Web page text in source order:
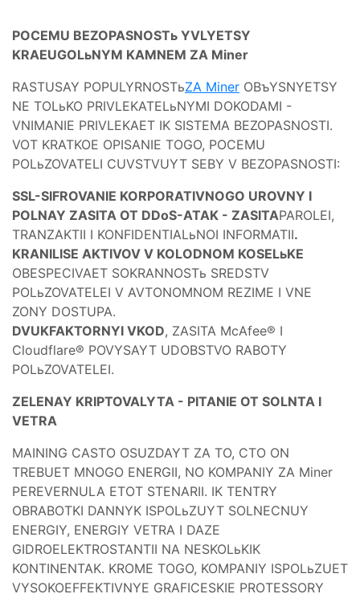
POCEMU BEZOPASNOSTь YVLYETSY
KRAEUGOLьNYM KAMNEM ZA Miner
RASTUSAY POPULYRNOSTьZA Miner OBъYSNYETSY
NE TOLьKO PRIVLEKATELьNYMI DOKODAMI -
VNIMANIE PRIVLEKAET IK SISTEMA BEZOPASNOSTI.
VOT KRATKOE OPISANIE TOGO, POCEMU
POLьZOVATELI CUVSTVUYT SEBY V BEZOPASNOSTI:
SSL-SIFROVANIE KORPORATIVNOGO UROVNY I
POLNAY ZASITA OT DDoS-ATAK - ZASITAPAROLEI,
TRANZAKTII I KONFIDENTIALьNOI INFORMATII.
KRANILISE AKTIVOV V KOLODNOM KOSELьKE
OBESPECIVAET SOKRANNOSTь SREDSTV
POLьZOVATELEI V AVTONOMNOM REZIME I VNE
ZONY DOSTUPA.
DVUKFAKTORNYI VKOD, ZASITA McAfee® I
Cloudflare® POVYSAYT UDOBSTVO RABOTY
POLьZOVATELEI.
ZELENAY KRIPTOVALYTA - PITANIE OT SOLNTA I
VETRA
MAINING CASTO OSUZDAYT ZA TO, CTO ON
TREBUET MNOGO ENERGII, NO KOMPANIY ZA Miner
PEREVERNULA ETOT STENARII. IK TENTRY
OBRABOTKI DANNYK ISPOLьZUYT SOLNECNUY
ENERGIY, ENERGIY VETRA I DAZE
GIDROELEKTROSTANTII NA NESKOLьKIK
KONTINENTAK. KROME TOGO, KOMPANIY ISPOLьZUET
VYSOKOEFFEKTIVNYE GRAFICESKIE PROTESSORY